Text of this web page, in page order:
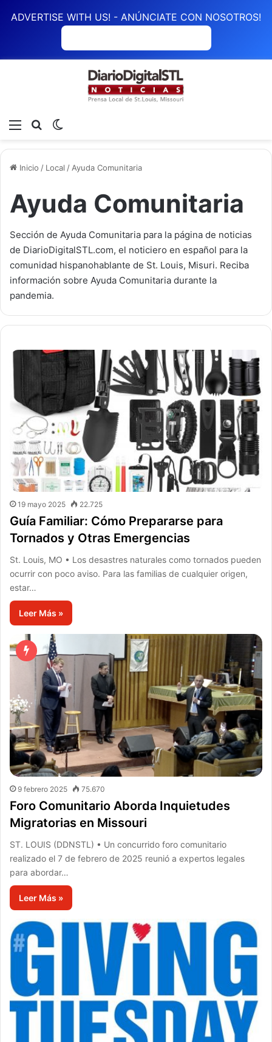
ADVERTISE WITH US! - ANÚNCIATE CON NOSOTROS!
Menú Buscar
Inicio / Local / Ayuda Comunitaria
Ayuda Comunitaria
Sección de Ayuda Comunitaria para la página de noticias
de DiarioDigitalSTL.com, el noticiero en español para la
comunidad hispanohablante de St. Louis, Misuri. Reciba
información sobre Ayuda Comunitaria durante la
pandemia.
19 mayo 2025 22.725
Guía Familiar: Cómo Prepararse para
Tornados y Otras Emergencias
St. Louis, MO • Los desastres naturales como tornados pueden
ocurrir con poco aviso. Para las familias de cualquier origen,
estar…
Leer Más »
9 febrero 2025 75.670
Foro Comunitario Aborda Inquietudes
Migratorias en Missouri
ST. LOUIS (DDNSTL) • Un concurrido foro comunitario
realizado el 7 de febrero de 2025 reunió a expertos legales
para abordar…
Leer Más »